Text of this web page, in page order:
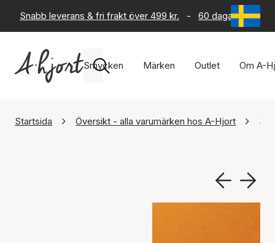
Snabb leverans & fri frakt över 499 kr. - 60 dagars
Smycken Märken Outlet Om A-
Startsida Översikt - alla varumärken hos A-Hjort